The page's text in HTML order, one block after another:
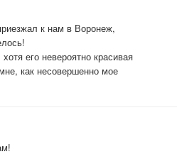
к нам в Воронеж,
его невероятно красивая
как несовершенно мое